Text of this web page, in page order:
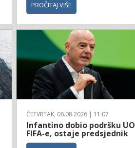
PROČITAJ VIŠE
ČETVRTAK, 06.08.2026 | 11:07
Infantino dobio podršku UO
FIFA-e, ostaje predsjednik